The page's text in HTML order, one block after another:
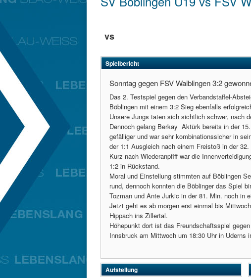
vs
Spielbericht
Sonntag gegen FSV Waiblingen 3:2
Das 2. Testspiel gegen den Verbandstaffel-
Böblingen mit einem 3:2 Sieg ebenfalls
Unsere Jungs taten sich sichtlich schwer, nach
Dennoch gelang Berkay Aktürk bereits in der
gefälliger und war sehr kombinationssicher in
der 1:1 Ausgleich nach einem Freistoß in der 32.
Kurz nach Wiederanpfiff war die
1:2 in Rückstand.
Moral und Einstellung stimmten auf Böblingen
rund, dennoch konnten die Böblinger das Spiel
Tozman und Ante Jurkic in der 81. Min. noch in
Jetzt geht es ab morgen erst einmal bis
Hippach ins Zillertal.
Höhepunkt dort ist das Freundschaftsspiel
Innsbruck am Mittwoch um 18:30 Uhr in Uderns
Aufstellung